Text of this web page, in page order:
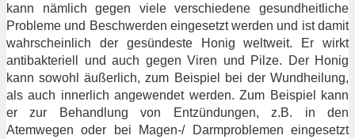
kann nämlich gegen viele verschiedene gesundheitliche
Probleme und Beschwerden eingesetzt werden und ist damit
wahrscheinlich der gesündeste Honig weltweit. Er wirkt
antibakteriell und auch gegen Viren und Pilze. Der Honig
kann sowohl äußerlich, zum Beispiel bei der Wundheilung,
als auch innerlich angewendet werden. Zum Beispiel kann
er zur Behandlung von Entzündungen, z.B. in den
Atemwegen oder bei Magen-/ Darmproblemen eingesetzt